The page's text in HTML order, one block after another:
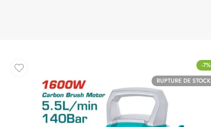
-7%
RUPTURE DE STOCK